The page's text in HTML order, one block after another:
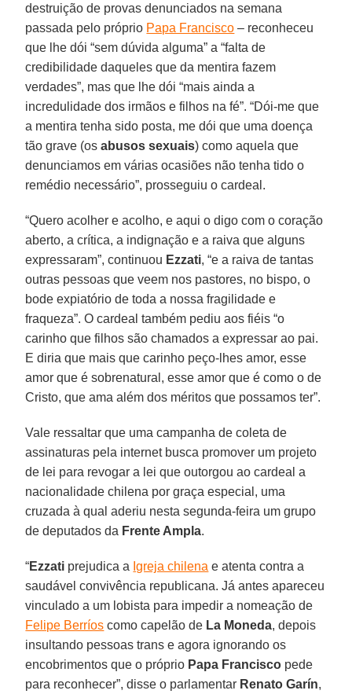
destruição de provas denunciados na semana
passada pelo próprio Papa Francisco – reconheceu
que lhe dói “sem dúvida alguma” a “falta de
credibilidade daqueles que da mentira fazem
verdades”, mas que lhe dói “mais ainda a
incredulidade dos irmãos e filhos na fé”. “Dói-me que
a mentira tenha sido posta, me dói que uma doença
tão grave (osabusos sexuais) como aquela que
denunciamos em várias ocasiões não tenha tido o
remédio necessário”, prosseguiu o cardeal.
“Quero acolher e acolho, e aqui o digo com o coração
aberto, a crítica, a indignação e a raiva que alguns
expressaram”, continuou Ezzati, “e a raiva de tantas
outras pessoas que veem nos pastores, no bispo, o
bode expiatório de toda a nossa fragilidade e
fraqueza”. O cardeal também pediu aos fiéis “o
carinho que filhos são chamados a expressar ao pai.
E diria que mais que carinho peço-lhes amor, esse
amor que é sobrenatural, esse amor que é como o de
Cristo, que ama além dos méritos que possamos ter”.
Vale ressaltar que uma campanha de coleta de
assinaturas pela internet busca promover um projeto
de lei para revogar a lei que outorgou ao cardeal a
nacionalidade chilena por graça especial, uma
cruzada à qual aderiu nesta segunda-feira um grupo
de deputados da Frente Ampla.
“Ezzati prejudica a Igreja chilena e atenta contra a
saudável convivência republicana. Já antes apareceu
vinculado a um lobista para impedir a nomeação de
Felipe Berríos como capelão de La Moneda, depois
insultando pessoas trans e agora ignorando os
encobrimentos que o próprio Papa Francisco pede
para reconhecer”, disse o parlamentar Renato Garín,